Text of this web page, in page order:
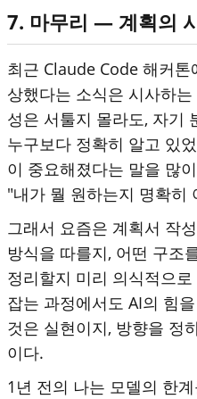
7. 마무리 — 계획의
최근 Claude Code 해커
상했다는 소식은 시사하
성은 서툴지 몰라도, 자기
누구보다 정확히 알고 있
이 중요해졌다는 말을 많
"내가 뭘 원하는지 명확히
그래서 요즘은 계획서 작
방식을 따를지, 어떤 구조
정리할지 미리 의식적으
잡는 과정에서도 AI의 힘
것은 실현이지, 방향을 정
이다.
1년 전의 나는 모델의 한